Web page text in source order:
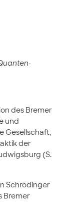
des Bremer
und
Gesellschaft,
der
(S.
Schrödinger
Bremer